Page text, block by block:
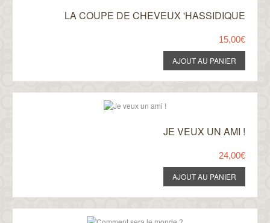
LA COUPE DE CHEVEUX 'HASSIDIQUE
15,00€
JE VEUX UN AMI !
24,00€